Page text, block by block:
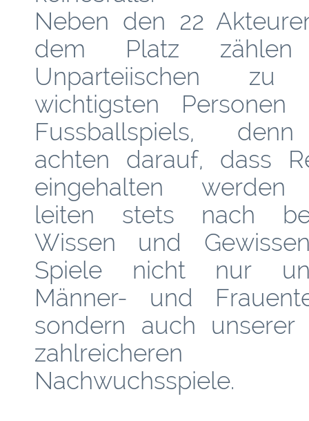
Neben den 22
dem Platz
Unparteiischen zu
wichtigsten Personen
Fussballspiels,
achten darauf, dass
eingehalten
leiten stets nach
Wissen und
Spiele nicht nur
Männer- und
sondern auch unserer
zahlreicheren
Nachwuchsspiele.